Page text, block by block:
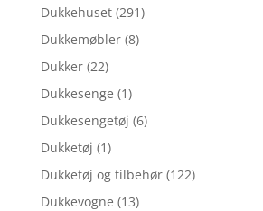
Dukkehuset (291)
Dukkemøbler (8)
Dukker (22)
Dukkesenge (1)
Dukkesengetøj (6)
Dukketøj (1)
Dukketøj og tilbehør (122)
Dukkevogne (13)